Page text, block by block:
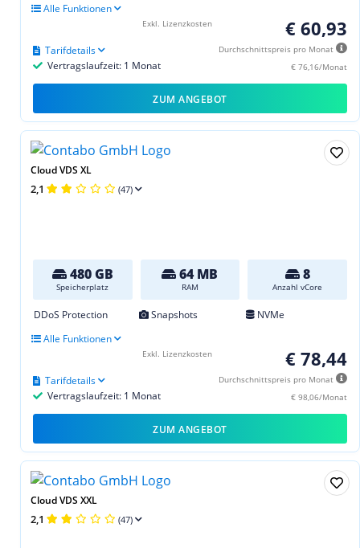
Alle Funktionen
€ 60,93
Durchschnittspreis pro Monat
€ 76,16/Monat
Vertragslaufzeit: 1 Monat
Tarifdetails
Exkl. Lizenzkosten
ZUM ANGEBOT
Cloud VDS XL
2,1 (47)
480 GB
Speicherplatz
64 MB
RAM
8
Anzahl vCore
DDoS Protection Snapshots
NVMe
Alle Funktionen
€ 78,44
Durchschnittspreis pro Monat
€ 98,06/Monat
Vertragslaufzeit: 1 Monat
Tarifdetails
Exkl. Lizenzkosten
ZUM ANGEBOT
Cloud VDS XXL
2,1 (47)